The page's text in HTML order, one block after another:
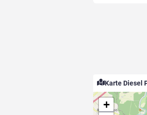
Karte Diesel
+